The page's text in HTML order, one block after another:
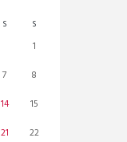
S S
1
7
8
14
15
21
22